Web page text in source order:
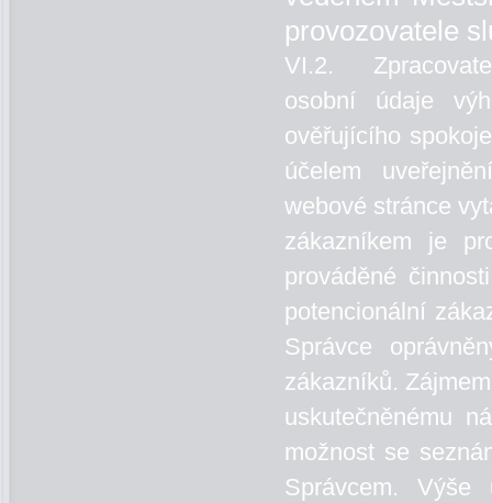
provozovatele
VI.2.
osobní údaje
ověřujícího
účelem
webové stránce
zákazníkem je
prováděné
potencionální
Správce
zákazníků.
uskutečněnému
možnost se
Správcem. Výše